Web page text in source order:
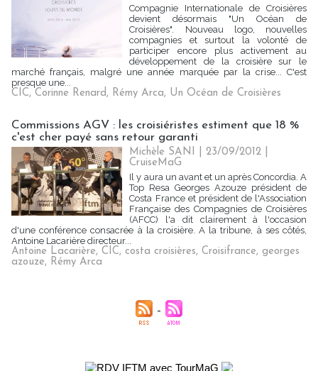
Compagnie Internationale de Croisières
devient désormais "Un Océan de
Croisières". Nouveau logo, nouvelles
compagnies et surtout la volonté de
participer encore plus activement au
développement de la croisière sur le
marché français, malgré une année marquée par la crise... C'est
presque une...
CIC, Corinne Renard, Rémy Arca, Un Océan de Croisières
Commissions AGV : les croisiéristes estiment que 18 %
c'est cher payé sans retour garanti
Michèle SANI | 23/09/2012
CruiseMaG
Il y aura un avant et un après Concordia. A
Top Resa Georges Azouze président de
Costa France et président de l'Association
Française des Compagnies de Croisières
(AFCC) l'a dit clairement à l'occasion
d'une conférence consacrée à la croisière. A la tribune, à ses côtés,
Antoine Lacarière directeur...
Antoine Lacarière, CIC, costa croisières, Croisifrance, georges
azouze, Rémy Arca